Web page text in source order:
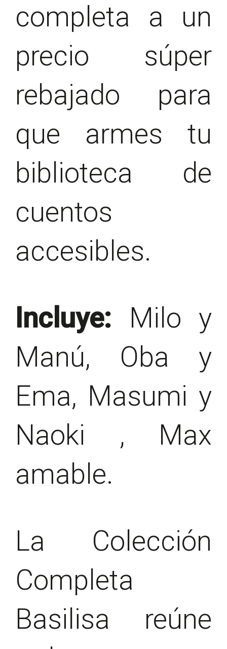
completa a un
precio súper
rebajado para
que armes tu
biblioteca de
cuentos
accesibles.
Incluye: Milo y
Manú, Oba y
Ema, Masumi y
Naoki , Max
amable.
La Colección
Completa
Basilisa reúne